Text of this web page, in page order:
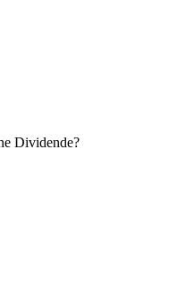
Dividende?